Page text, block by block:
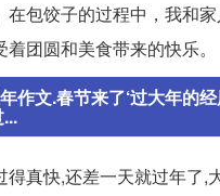
在包饺子的过程中，我和
团圆和美食带来的快乐。
作文.春节来了‘过大年的
得真快,还差一天就过年了,